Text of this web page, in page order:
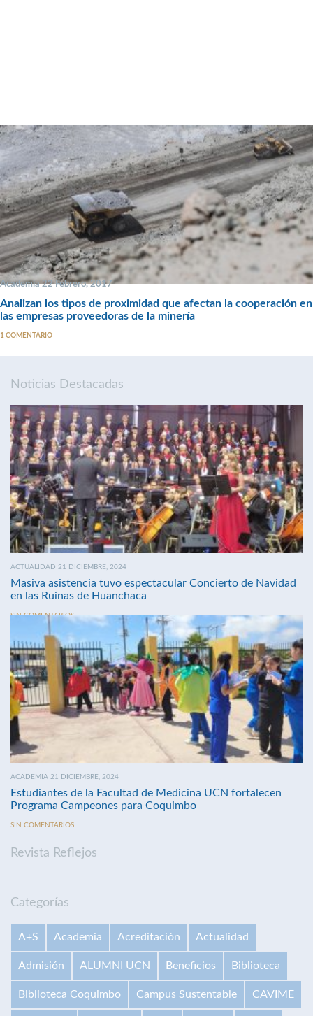
Academia 22 Febrero, 2017
Analizan los tipos de proximidad que afectan la cooperación en
las empresas proveedoras de la minería
1 COMENTARIO
Noticias Destacadas
ACTUALIDAD 21 DICIEMBRE, 2024
Masiva asistencia tuvo espectacular Concierto de Navidad
en las Ruinas de Huanchaca
SIN COMENTARIOS
ACADEMIA 21 DICIEMBRE, 2024
Estudiantes de la Facultad de Medicina UCN fortalecen
Programa Campeones para Coquimbo
SIN COMENTARIOS
Revista Reflejos
Categorías
A+S Academia Acreditación Actualidad
Admisión ALUMNI UCN Beneficios Biblioteca
Biblioteca Coquimbo Campus Sustentable CAVIME